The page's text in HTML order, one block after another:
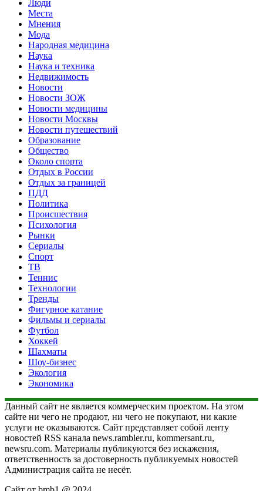
Люди
Места
Мнения
Мода
Народная медицина
Наука
Наука и техника
Недвижимость
Новости
Новости ЗОЖ
Новости медицины
Новости Москвы
Новости путешествий
Образование
Общество
Около спорта
Отдых в России
Отдых за границей
ПДД
Политика
Происшествия
Психология
Рынки
Сериалы
Спорт
ТВ
Теннис
Технологии
Тренды
Фигурное катание
Фильмы и сериалы
Футбол
Хоккей
Шахматы
Шоу-бизнес
Экология
Экономика
Данный сайт не является коммерческим проектом. На этом
сайте ни чего не продают, ни чего не покупают, ни какие
услуги не оказываются. Сайт представляет собой ленту
новостей RSS канала news.rambler.ru, kommersant.ru,
newsru.com. Материалы публикуются без искажения,
ответственность за достоверность публикуемых новостей
Администрация сайта не несёт.